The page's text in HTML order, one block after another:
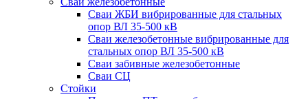
Сваи ЖБИ вибрированные для стальных
опор ВЛ 35-500 кВ
Сваи железобетонные вибрированные для
стальных опор ВЛ 35-500 кВ
Сваи забивные железобетонные
Сваи СЦ
Стойки